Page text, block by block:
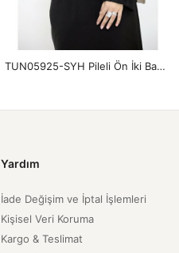
TUN05925-SYH Pileli Ön İki Bağlamalı Tunik-Siyah
Yardım
İade Değişim ve İptal İşlemleri
Kişisel Veri Koruma
Kargo & Teslimat